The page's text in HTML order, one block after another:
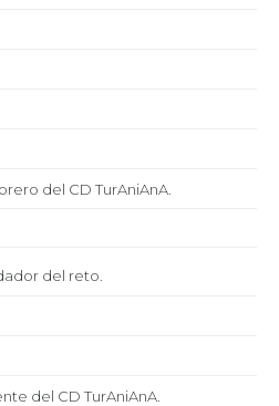
del CD TurAniAnA.
del reto.
del CD TurAniAnA.